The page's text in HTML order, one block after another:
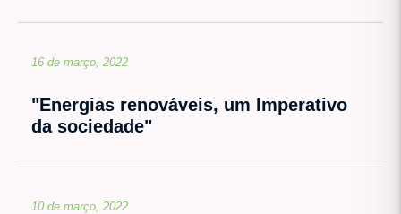
16 de março, 2022
"Energias renováveis, um Imperativo
da sociedade"
10 de março, 2022